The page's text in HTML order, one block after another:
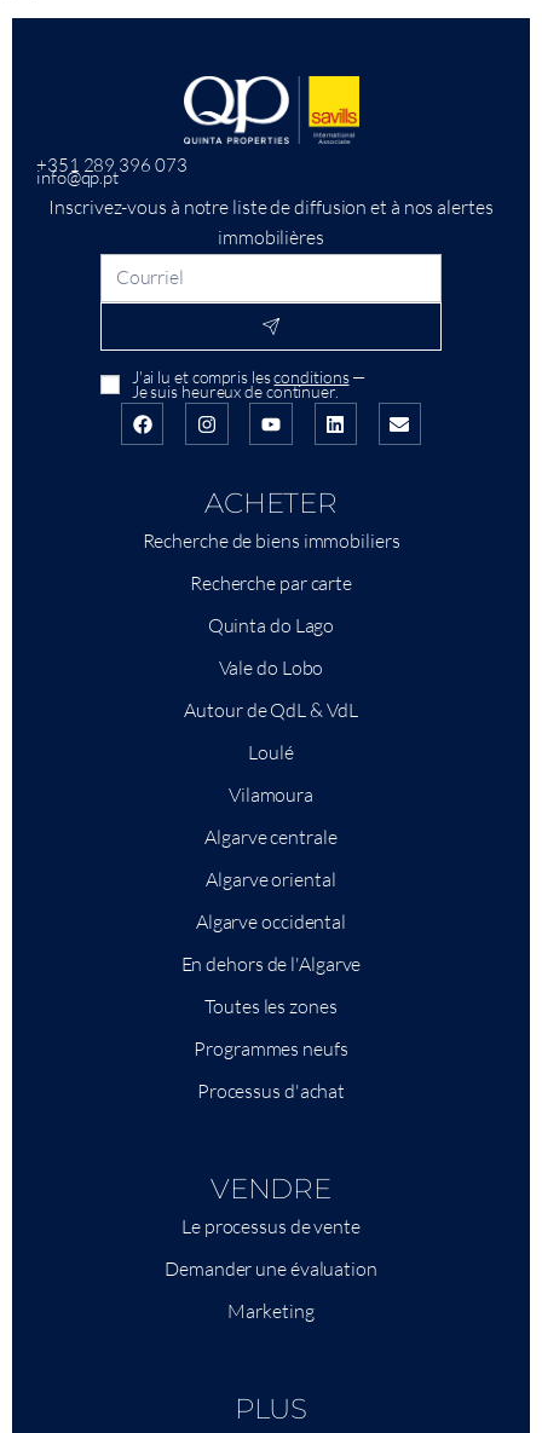
+351 289 396 073
info@qp.pt
Inscrivez-vous à notre liste de diffusion et à nos alertes
immobilières
J'ai lu et compris lesconditions—
Je suis heureux de continuer.
ACHETER
Recherche de biens immobiliers
Recherche par carte
Quinta do Lago
Vale do Lobo
Autour de QdL & VdL
Loulé
Vilamoura
Algarve centrale
Algarve oriental
Algarve occidental
En dehors de l'Algarve
Toutes les zones
Programmes neufs
Processus d'achat
VENDRE
Le processus de vente
Demander une évaluation
Marketing
PLUS